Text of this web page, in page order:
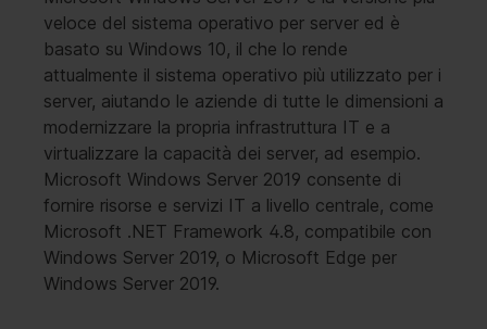
veloce del sistema operativo per server ed è
basato su Windows 10, il che lo rende
attualmente il sistema operativo più utilizzato per i
server, aiutando le aziende di tutte le dimensioni a
modernizzare la propria infrastruttura IT e a
virtualizzare la capacità dei server, ad esempio.
Microsoft Windows Server 2019 consente di
fornire risorse e servizi IT a livello centrale, come
Microsoft .NET Framework 4.8, compatibile con
Windows Server 2019, o Microsoft Edge per
Windows Server 2019.